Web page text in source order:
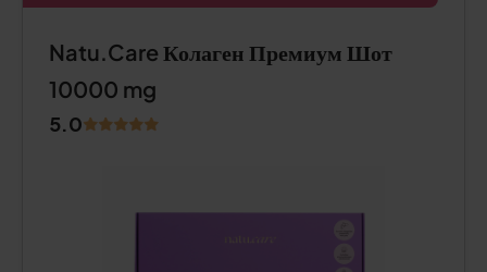
Natu.Care Колаген Премиум Шот
10000 mg
5.0